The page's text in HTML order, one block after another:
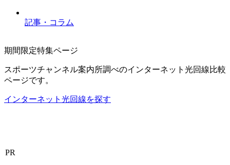
記事・コラム
期間限定特集ページ
スポーツチャンネル案内所調べのインターネット光回線比較
ページです。
インターネット光回線を探す
PR